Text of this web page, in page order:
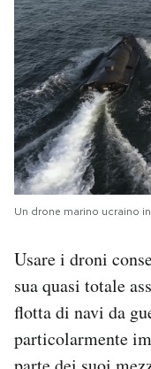
Un drone marino ucraino
Usare i droni
sua quasi totale
flotta di navi da
particolarmente